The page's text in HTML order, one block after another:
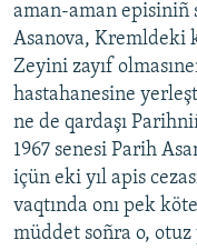
aman-aman episiniñ
Asanova, Kremldeki
Zeyini zayıf
hastahanesine
ne de qardaşı
1967 senesi Parih
içün eki yıl apis
vaqtında onı pek
müddet soñra o, otuz